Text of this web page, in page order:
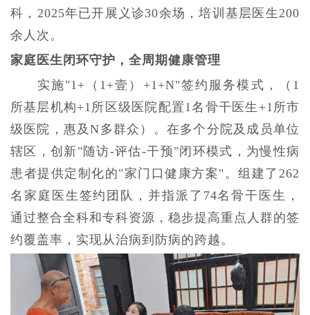
科，2025年已开展义诊30余场，培训基层医生200
余人次。
家庭医生闭环守护，全周期健康管理
实施"1+（1+壹）+1+N"签约服务模式，（1
所基层机构+1所区级医院配置1名骨干医生+1所市
级医院，惠及N多群众） 。在多个分院及成员单位
辖区，创新"随访-评估-干预"闭环模式，为慢性病
患者提供定制化的"家门口健康方案"。组建了262
名家庭医生签约团队，并指派了74名骨干医生，
通过整合全科和专科资源，稳步提高重点人群的签
约覆盖率，实现从治病到防病的跨越。